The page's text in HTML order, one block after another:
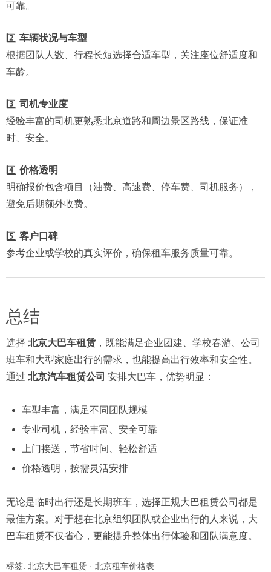
可靠。
2️⃣ 车辆状况与车型
根据团队人数、行程长短选择合适车型，关注座位舒适度和
车龄。
3️⃣ 司机专业度
经验丰富的司机更熟悉北京道路和周边景区路线，保证准
时、安全。
4️⃣ 价格透明
明确报价包含项目（油费、高速费、停车费、司机服务），
避免后期额外收费。
5️⃣ 客户口碑
参考企业或学校的真实评价，确保租车服务质量可靠。
总结
选择 北京大巴车租赁 ，既能满足企业团建、学校春游、公司
班车和大型家庭出行的需求，也能提高出行效率和安全性。
通过 北京汽车租赁公司 安排大巴车，优势明显：
车型丰富，满足不同团队规模
专业司机，经验丰富、安全可靠
上门接送，节省时间、轻松舒适
价格透明，按需灵活安排
无论是临时出行还是长期班车，选择正规大巴租赁公司都是
最佳方案。对于想在北京组织团队或企业出行的人来说，大
巴车租赁不仅省心，更能提升整体出行体验和团队满意度。
标签: 北京大巴车租赁 · 北京租车价格表